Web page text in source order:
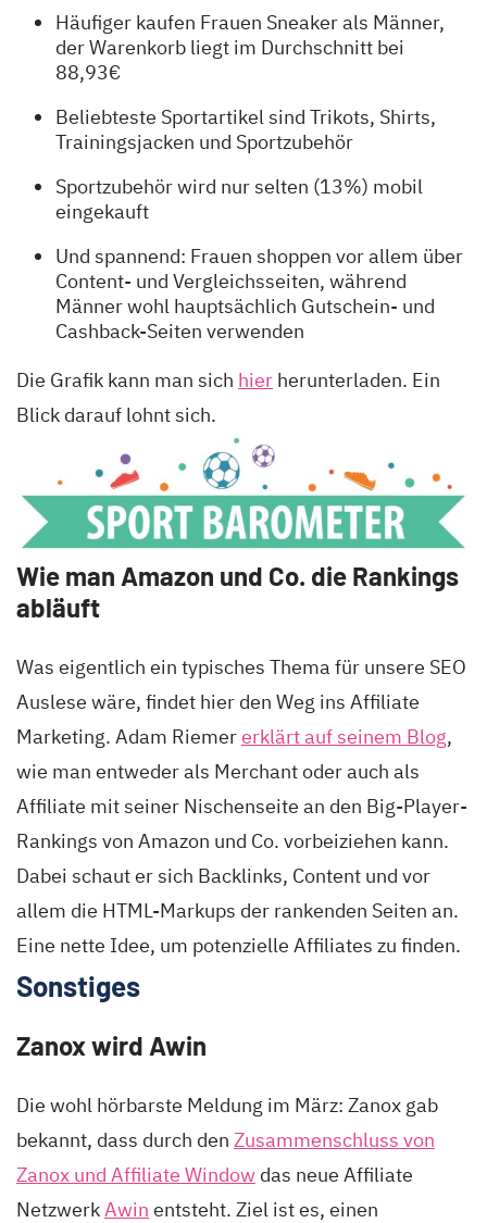
Häufiger kaufen Frauen Sneaker als Männer,
der Warenkorb liegt im Durchschnitt bei
88,93€
Beliebteste Sportartikel sind Trikots, Shirts,
Trainingsjacken und Sportzubehör
Sportzubehör wird nur selten (13%) mobil
eingekauft
Und spannend: Frauen shoppen vor allem über
Content- und Vergleichsseiten, während
Männer wohl hauptsächlich Gutschein- und
Cashback-Seiten verwenden
Die Grafik kann man sich hier herunterladen. Ein
Blick darauf lohnt sich.
Wie man Amazon und Co. die Rankings
abläuft
Was eigentlich ein typisches Thema für unsere SEO
Auslese wäre, findet hier den Weg ins Affiliate
Marketing. Adam Riemererklärt auf seinem Blog,
wie man entweder als Merchant oder auch als
Affiliate mit seiner Nischenseite an den Big-Player-
Rankings von Amazon und Co. vorbeiziehen kann.
Dabei schaut er sich Backlinks, Content und vor
allem die HTML-Markups der rankenden Seiten an.
Eine nette Idee, um potenzielle Affiliates zu finden.
Sonstiges
Zanox wird Awin
Die wohl hörbarste Meldung im März: Zanox gab
bekannt, dass durch den Zusammenschluss von
Zanox und Affiliate Window das neue Affiliate
NetzwerkAwin entsteht. Ziel ist es, einen